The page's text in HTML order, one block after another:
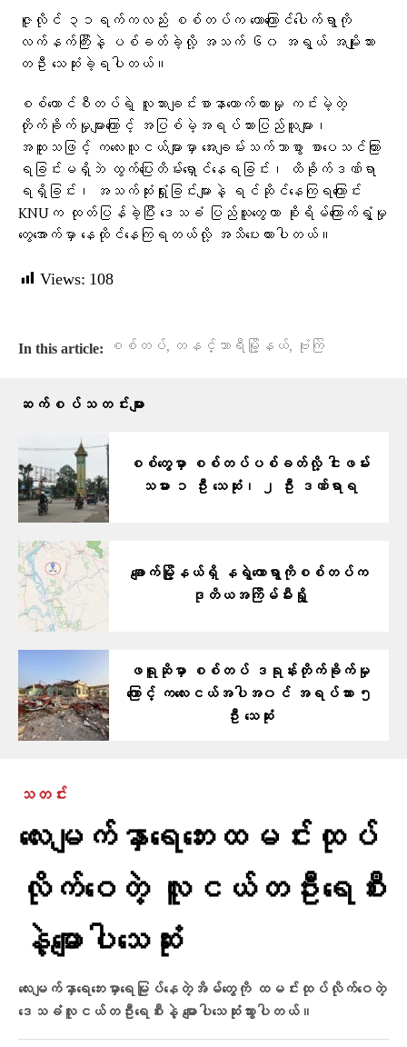
ဇူလိုင် ၃၁ရက်ကလည်း စစ်တပ်က တောကြောင်ပေါက်ရွာကို
လက်နက်ကြီးနဲ့ ပစ်ခတ်ခဲ့လို့ အသက် ၆၀ အရွယ် အမျိုးသား
တဦး သေဆုံးခဲ့ရပါတယ်။
စစ်ကောင်စီတပ်ရဲ့ လူသားချင်းစာနာထောက်ထားမှု ကင်းမဲ့တဲ့
တိုက်ခိုက်မှုများကြောင့် အပြစ်မဲ့အရပ်သားပြည်သူများ၊
အထူးသဖြင့် ကလေးသူငယ်များမှာ အေးချမ်းသက်သာစွာ စာပေသင်ကြား
ရခြင်းမရှိဘဲ ထွက်ပြေးတိမ်းရှောင်နေရခြင်း၊ ထိခိုက်ဒဏ်ရာ
ရရှိခြင်း၊ အသက်ဆုံးရှုံးခြင်းများနဲ့ ရင်ဆိုင်နေကြရကြောင်း
KNUက ထုတ်ပြန်ခဲ့ပြီး ဒေသခံ ပြည်သူတွေဟာ စိုးရိမ်ကြောက်ရွံ့မှု
တွေအောက်မှာ နေထိုင်နေကြရတယ်လို့ အသိပေးထားပါတယ်။
Views: 108
In this article: စစ်တပ်, တနင်္သာရီမြို့နယ်, ဗုံးကြဲ
ဆက်စပ်သတင်းများ
စစ်တွေမှာ စစ်တပ်ပစ်ခတ်လို့ ငါးဖမ်း
သမား ၁ ဦး သေဆုံး၊ ၂ ဦး ဒဏ်ရာရ
ချောက်မြို့နယ်ရှိ နရွဲတောရွာကိုစစ်တပ်က
ဒုတိယအကြိမ်မီးရှို့
ဖရူဆိုမှာ စစ်တပ် ဒရုန်းတိုက်ခိုက်မှု
ကြောင့် ကလေးငယ်အပါအ၀င် အရပ်သား ၅
ဦး သေဆုံး
သတင်း
လေးမျက်နှာရေဘေးထမင်းထုပ်
လိုက်ဝေတဲ့ လူငယ်တဦးရေစီး
နဲ့မျောပါသေဆုံး
လေးမျက်နှာရေဘေးမှာရေမြုပ်နေတဲ့အိမ်တွေကို ထမင်းထုပ်လိုက်ဝေတဲ့
ဒေသခံလူငယ်တဦးရေစီးနဲ့ မျောပါသေဆုံးသွားပါတယ်။